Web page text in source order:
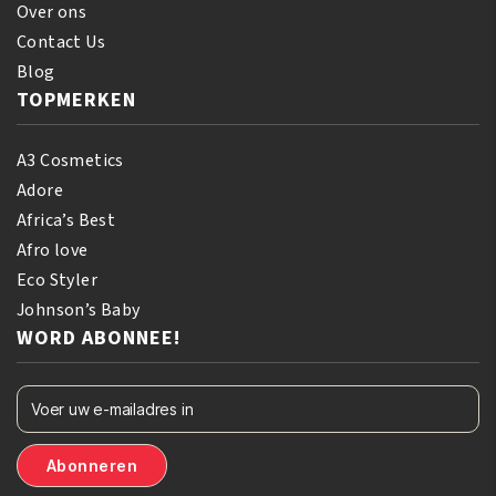
Over ons
Contact Us
Blog
TOPMERKEN
A3 Cosmetics
Adore
Africa’s Best
Afro love
Eco Styler
Johnson’s Baby
WORD ABONNEE!